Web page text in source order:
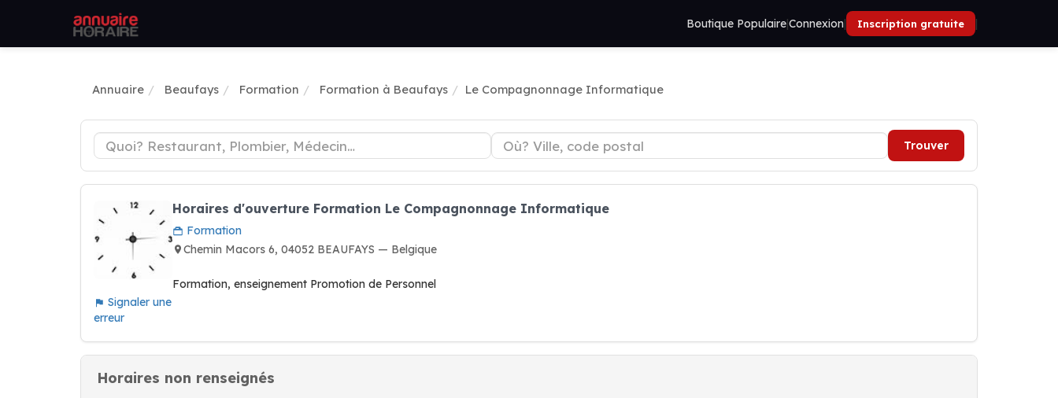
Boutique Populaire|Connexion| Inscription gratuite |
Annuaire Beaufays Formation Formation à Beaufays Le Compagnonnage Informatique
Trouver
Signaler une
erreur
Horaires d'ouverture Formation Le Compagnonnage Informatique
Formation
Chemin Macors 6, 04052 BEAUFAYS — Belgique
Formation, enseignement Promotion de Personnel
Horaires non renseignés